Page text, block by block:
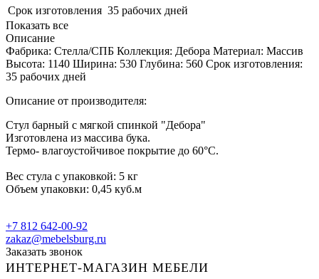
Срок изготовления 35 рабочих дней
Показать все
Описание
Фабрика: Стелла/СПБ Коллекция: Дебора Материал: Массив
Высота: 1140 Ширина: 530 Глубина: 560 Срок изготовления:
35 рабочих дней
Описание от производителя:
Стул барный с мягкой спинкой "Дебора"
Изготовлена из массива бука.
Термо- влагоустойчивое покрытие до 60°С.
Вес стула с упаковкой: 5 кг
Объем упаковки: 0,45 куб.м
+7 812 642-00-92
zakaz@mebelsburg.ru
Заказать звонок
ИНТЕРНЕТ-МАГАЗИН МЕБЕЛИ